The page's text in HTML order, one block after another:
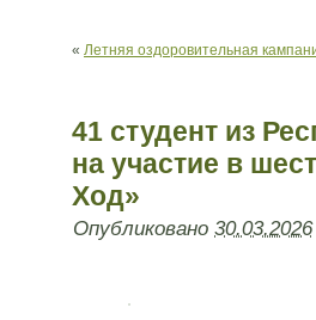
« Летняя оздоровительная
41 студент из
на участие в
Ход»
Опубликовано 30.03.2026